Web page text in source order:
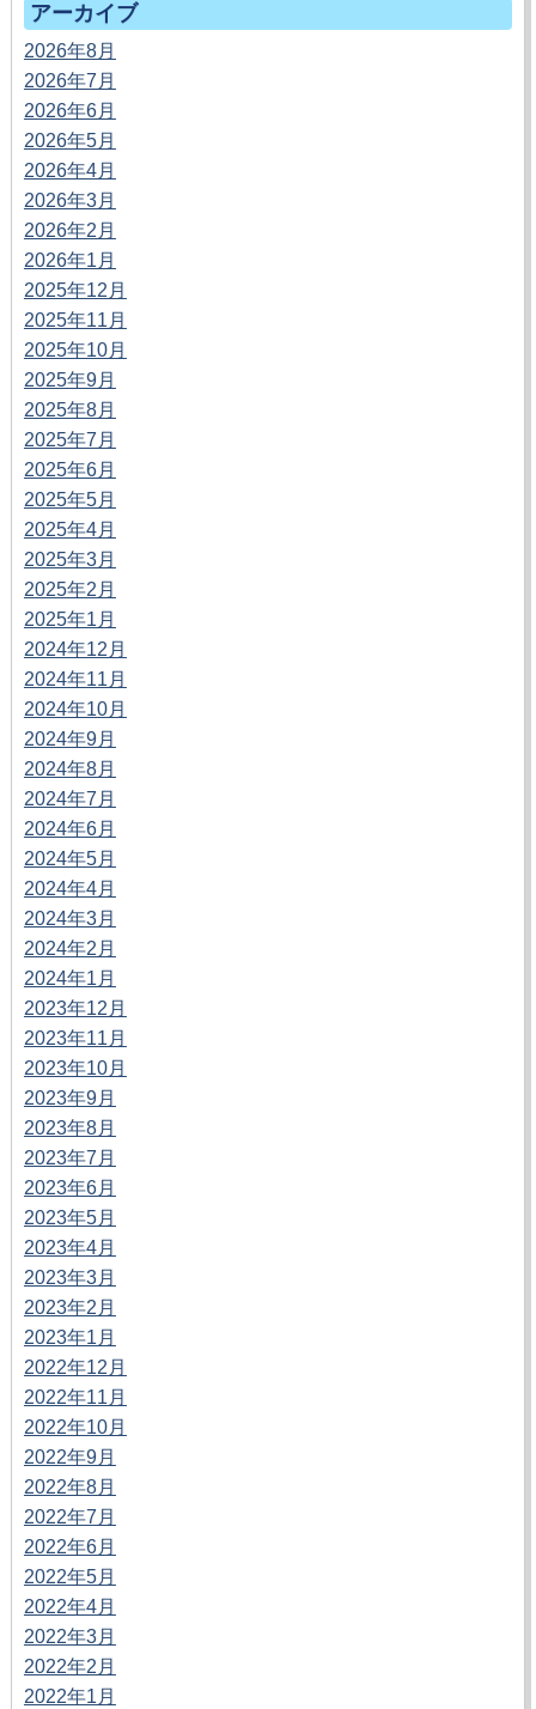
アーカイブ
2026年8月
2026年7月
2026年6月
2026年5月
2026年4月
2026年3月
2026年2月
2026年1月
2025年12月
2025年11月
2025年10月
2025年9月
2025年8月
2025年7月
2025年6月
2025年5月
2025年4月
2025年3月
2025年2月
2025年1月
2024年12月
2024年11月
2024年10月
2024年9月
2024年8月
2024年7月
2024年6月
2024年5月
2024年4月
2024年3月
2024年2月
2024年1月
2023年12月
2023年11月
2023年10月
2023年9月
2023年8月
2023年7月
2023年6月
2023年5月
2023年4月
2023年3月
2023年2月
2023年1月
2022年12月
2022年11月
2022年10月
2022年9月
2022年8月
2022年7月
2022年6月
2022年5月
2022年4月
2022年3月
2022年2月
2022年1月